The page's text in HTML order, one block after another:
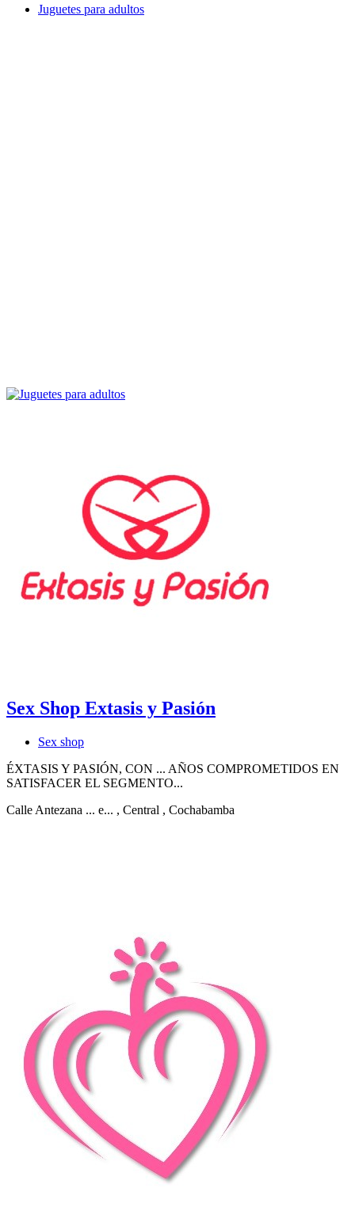
Juguetes para adultos
Sex Shop Extasis y Pasión
Sex shop
ÉXTASIS Y PASIÓN, CON ... AÑOS COMPROMETIDOS EN
SATISFACER EL SEGMENTO...
Calle Antezana ... e... , Central , Cochabamba